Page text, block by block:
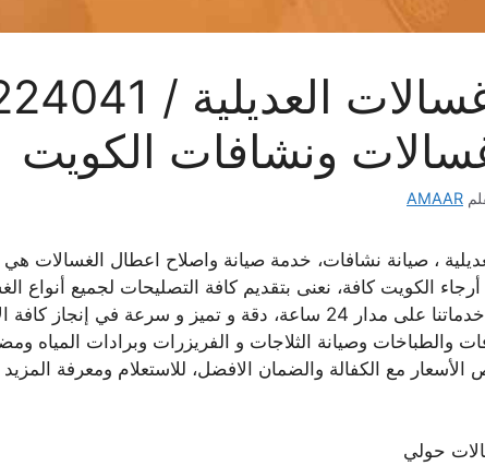
ونشافات الكويت
AMAAR
، صيانة نشافات، خدمة صيانة واصلاح اعطال الغسالات
أرجاء الكويت كافة، نعنى بتقديم كافة التصليحات لجميع أنواع
الأتوماتيكية، نوفر خدماتنا على مدار 24 ساعة، دقة و تميز و سرعة
والطباخات وصيانة الثلاجات و الفريزرات وبرادات المياه
الأسعار مع الكفالة والضمان الافضل، للاستعلام ومعرفة
حولي